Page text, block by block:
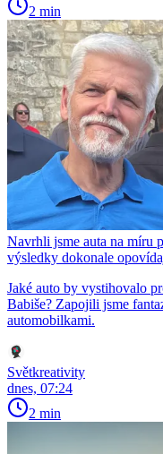
2 min
Navrhli jsme auta na míru
výsledky dokonale
Jaké auto by vystihovalo
Babiše? Zapojili jsme
automobilkami.
Světkreativity
dnes, 07:24
2 min